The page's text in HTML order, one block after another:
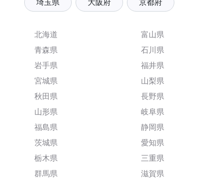
埼玉県 大阪府 京都府
北海道
青森県
岩手県
宮城県
秋田県
山形県
福島県
茨城県
栃木県
群馬県
富山県
石川県
福井県
山梨県
長野県
岐阜県
静岡県
愛知県
三重県
滋賀県